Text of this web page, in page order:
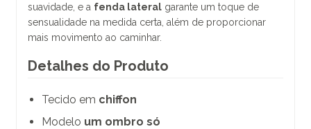
suavidade, e a fenda lateral garante um toque de
sensualidade na medida certa, além de proporcionar
mais movimento ao caminhar.
Detalhes do Produto
Tecido em chiffon
Modelo um ombro só